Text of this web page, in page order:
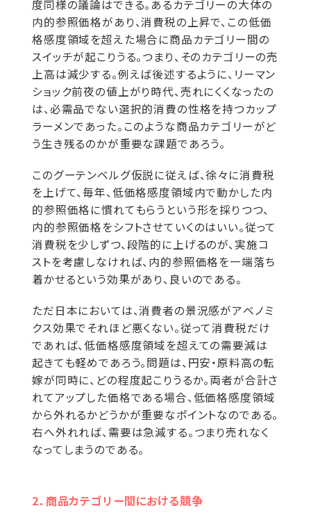
度同様の議論はできる。あるカテゴリーの大体の
内的参照価格があり、消費税の上昇で、この低価
格感度領域を超えた場合に商品カテゴリー間の
スイッチが起こりうる。つまり、そのカテゴリーの売
上高は減少する。例えば後述するように、リーマン
ショック前夜の値上がり時代、売れにくくなったの
は、必需品でない選択的消費の性格を持つカップ
ラーメンであった。このような商品カテゴリーがど
う生き残るのかが重要な課題であろう。
このグーテンベルグ仮説に従えば、徐々に消費税
を上げて、毎年、低価格感度領域内で動かした内
的参照価格に慣れてもらうという形を採りつつ、
内的参照価格をシフトさせていくのはいい。従って
消費税を少しずつ、段階的に上げるのが、実施コ
ストを考慮しなければ、内的参照価格を一端落ち
着かせるという効果があり、良いのである。
ただ日本においては、消費者の景況感がアベノミ
クス効果でそれほど悪くない。従って消費税だけ
であれば、低価格感度領域を超えての需要減は
起きても軽めであろう。問題は、円安・原料高の転
嫁が同時に、どの程度起こりうるか。両者が合計さ
れてアップした価格である場合、低価格感度領域
から外れるかどうかが重要なポイントなのである。
右へ外れれば、需要は急減する。つまり売れなく
なってしまうのである。
2．商品カテゴリー間における競争